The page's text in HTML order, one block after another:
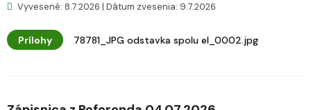
Vyvesené: 8.7.2026 | Dátum zvesenia: 9.7.2026
Prílohy 78781_JPG odstavka spolu el_0002.jpg